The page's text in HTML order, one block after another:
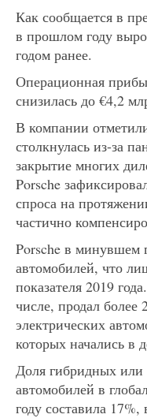
Как сообщается в
в прошлом году
годом ранее.
Операционная
снизилась до €4,2
В компании
столкнулась из-за
закрытие многих
Porsche
спроса на
частично
Porsche в минувшем
автомобилей, что
показателя 2019
числе, продал более
электрических
которых начались в
Доля гибридных или
автомобилей в
году составила